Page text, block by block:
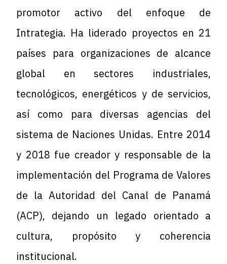
promotor activo del enfoque de
Intrategia. Ha liderado proyectos en 21
países para organizaciones de alcance
global en sectores industriales,
tecnológicos, energéticos y de servicios,
así como para diversas agencias del
sistema de Naciones Unidas. Entre 2014
y 2018 fue creador y responsable de la
implementación del Programa de Valores
de la Autoridad del Canal de Panamá
(ACP), dejando un legado orientado a
cultura, propósito y coherencia
institucional.